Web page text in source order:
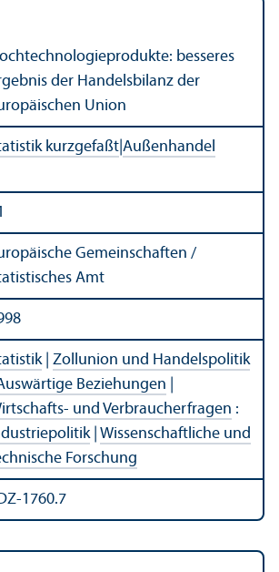
besseres
der Handels­bilanz der
Union
kurzgefaßt Außen­handel
Gemeinschaften /
Amt
| Zollunion und Handels­politik
Beziehungen
und Verbraucherfragen :
| Wissenschaft­liche und
Forschung
1760.7